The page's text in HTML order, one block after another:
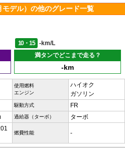
デル）の他のグレード一覧
10・15
-km/L
満タンでどこまで走る？
-km
使用燃料
エンジン
ハイオク
ガソリン
駆動方式 FR
過給器（ターボ） ターボ
燃費性能 -